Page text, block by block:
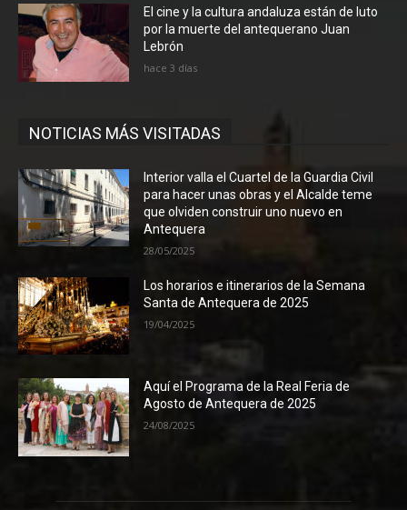
El cine y la cultura andaluza están de luto
por la muerte del antequerano Juan
Lebrón
hace 3 días
NOTICIAS MÁS VISITADAS
Interior valla el Cuartel de la Guardia Civil
para hacer unas obras y el Alcalde teme
que olviden construir uno nuevo en
Antequera
28/05/2025
Los horarios e itinerarios de la Semana
Santa de Antequera de 2025
19/04/2025
Aquí el Programa de la Real Feria de
Agosto de Antequera de 2025
24/08/2025